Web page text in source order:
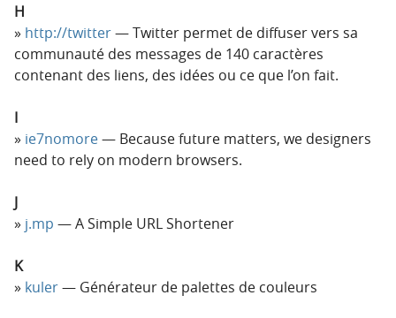
H
http://twitter— Twitter permet de diffuser vers sa
communauté des messages de 140 caractères
contenant des liens, des idées ou ce que l’on fait.
I
ie7nomore— Because future matters, we designers
need to rely on modern browsers.
J
j.mp — A Simple URL Shortener
K
kuler— Générateur de palettes de couleurs